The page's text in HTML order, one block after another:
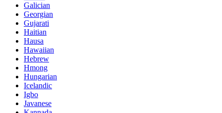
Galician
Georgian
Gujarati
Haitian
Hausa
Hawaiian
Hebrew
Hmong
Hungarian
Icelandic
Igbo
Javanese